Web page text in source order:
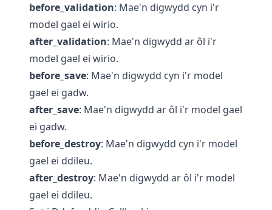
before_validation: Mae'n digwydd cyn i'r
model gael ei wirio.
after_validation: Mae'n digwydd ar ôl i'r
model gael ei wirio.
before_save: Mae'n digwydd cyn i'r model
gael ei gadw.
after_save: Mae'n digwydd ar ôl i'r model gael
ei gadw.
before_destroy: Mae'n digwydd cyn i'r model
gael ei ddileu.
after_destroy: Mae'n digwydd ar ôl i'r model
gael ei ddileu.